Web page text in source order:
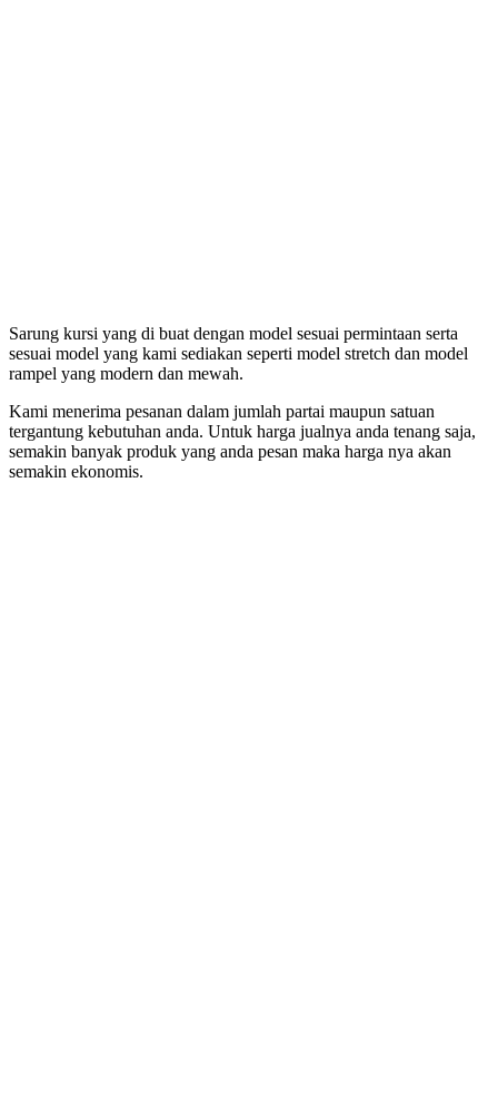
Sarung kursi yang di buat dengan model sesuai permintaan serta
sesuai model yang kami sediakan seperti model stretch dan model
rampel yang modern dan mewah.
Kami menerima pesanan dalam jumlah partai maupun satuan
tergantung kebutuhan anda. Untuk harga jualnya anda tenang saja,
semakin banyak produk yang anda pesan maka harga nya akan
semakin ekonomis.